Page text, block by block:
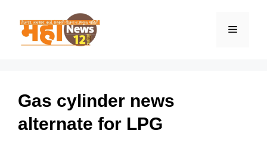
Menu
Gas cylinder news
alternate for LPG